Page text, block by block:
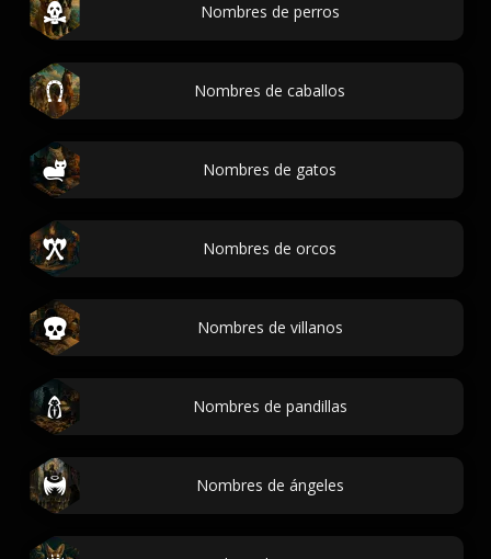
Nombres de perros
Nombres de caballos
Nombres de gatos
Nombres de orcos
Nombres de villanos
Nombres de pandillas
Nombres de ángeles